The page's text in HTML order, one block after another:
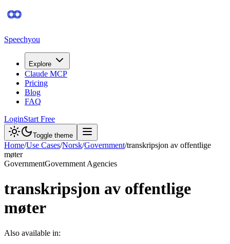
Speechyou
Explore
Claude MCP
Pricing
Blog
FAQ
LoginStart Free
Toggle theme
Home/Use Cases/Norsk/Government/transkripsjon av offentlige
møter
GovernmentGovernment Agencies
transkripsjon av offentlige
møter
Also available in: